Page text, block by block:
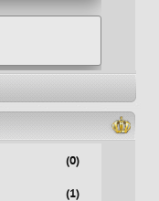
(0)
(1)